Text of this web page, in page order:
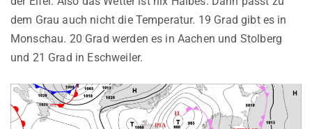
dem Grau auch nicht die Temperatur. 19 Grad gibt es in
Monschau. 20 Grad werden es in Aachen und Stolberg
und 21 Grad in Eschweiler.